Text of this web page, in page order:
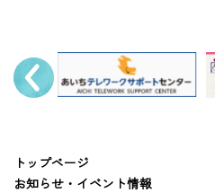
トップページ
お知らせ・イベント情報